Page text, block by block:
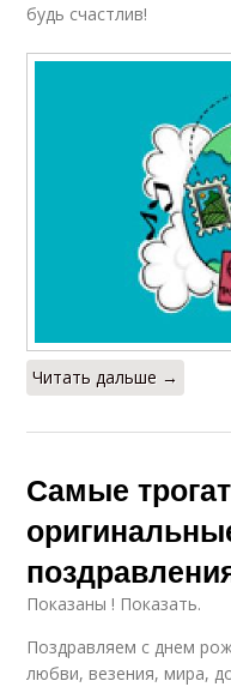
будь счастлив!
Читать дальше →
Самые
Показаны ! Показать.
Поздравляем с днем
любви, везения, мира,